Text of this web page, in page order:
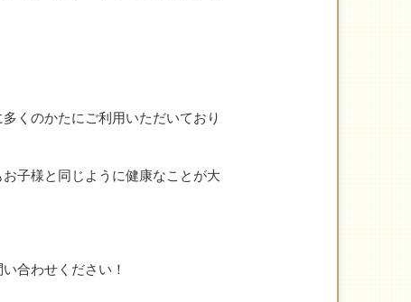
くのかたにご利用いただいており
子様と同じように健康なことが大
合わせください！